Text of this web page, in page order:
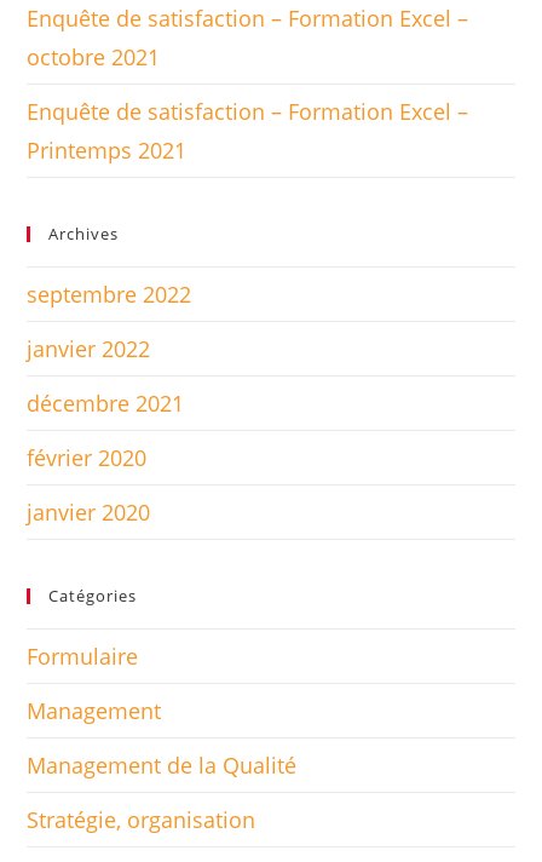
Enquête de satisfaction – Formation Excel –
octobre 2021
Enquête de satisfaction – Formation Excel –
Printemps 2021
Archives
septembre 2022
janvier 2022
décembre 2021
février 2020
janvier 2020
Catégories
Formulaire
Management
Management de la Qualité
Stratégie, organisation